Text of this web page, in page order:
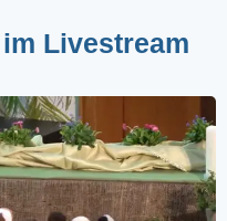
Livestream